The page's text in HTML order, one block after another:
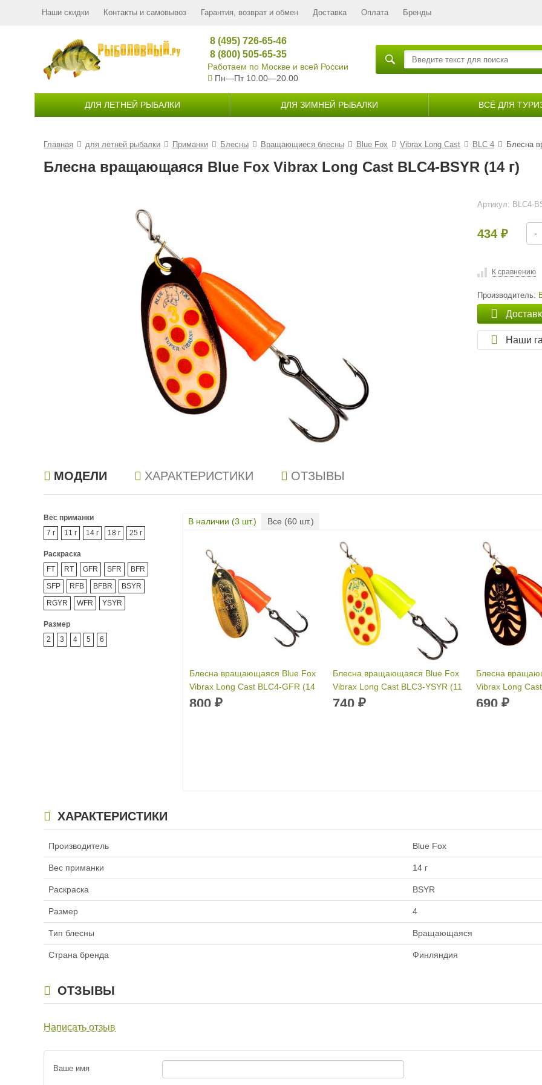
Наши скидки Контакты и самовывоз Гарантия, возврат и обмен Доставка Оплата Бренды
8 (495) 726-65-46
8 (800) 505-65-35
Работаем по Москве и всей России
Пн—Пт 10.00—20.00
ДЛЯ ЛЕТНЕЙ РЫБАЛКИ ДЛЯ ЗИМНЕЙ РЫБАЛКИ ВСЁ ДЛЯ
Главная для летней рыбалки Приманки Блесны Вращающиеся блесны Blue Fox Vibrax Long Cast BLC 4 Блесна
Блесна вращающаяся Blue Fox Vibrax Long Cast BLC4-BSYR (14 г)
Артикул: BLC4-
434₽ -
К сравнению
Производитель:
Наши
МОДЕЛИ ХАРАКТЕРИСТИКИ ОТЗЫВЫ
Вес приманки
7 г
11 г 14 г 18 г 25 г
Раскраска
FT
RT GFR SFR
BFR
SFP
RFB BFBR
BSYR
RGYR
WFR YSYR
Размер
2
3 4 5 6
В наличии (3 шт.) Все (60 шт.)
Блесна вращающаяся Blue Fox
Vibrax Long Cast BLC4-GFR (14
г)
800 ₽
Блесна вращающаяся Blue Fox
Vibrax Long Cast BLC3-YSYR (11
г)
740 ₽
Блесна
Vibrax Long
г)
690 ₽
ХАРАКТЕРИСТИКИ
Производитель Blue Fox
Вес приманки 14 г
Раскраска BSYR
Размер 4
Тип блесны Вращающаяся
Страна бренда Финляндия
ОТЗЫВЫ
Написать отзыв
Ваше имя